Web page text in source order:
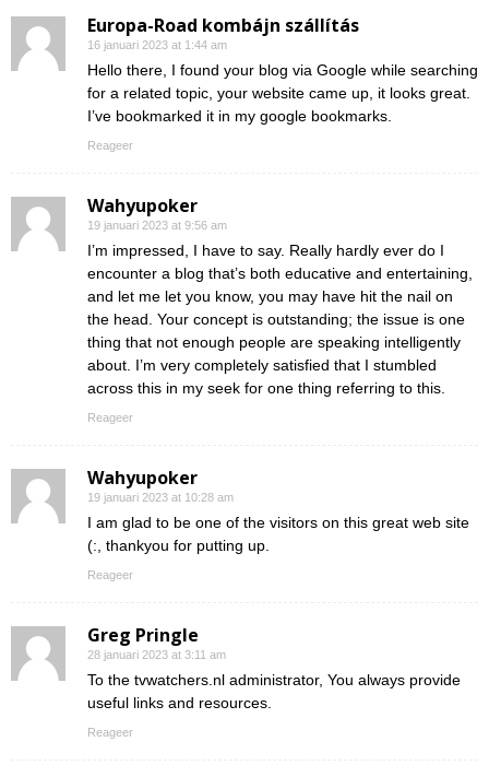
Europa-Road kombájn szállítás
16 januari 2023 at 1:44 am
Hello there, I found your blog via Google while searching
for a related topic, your website came up, it looks great.
I’ve bookmarked it in my google bookmarks.
Reageer
Wahyupoker
19 januari 2023 at 9:56 am
I’m impressed, I have to say. Really hardly ever do I
encounter a blog that’s both educative and entertaining,
and let me let you know, you may have hit the nail on
the head. Your concept is outstanding; the issue is one
thing that not enough people are speaking intelligently
about. I’m very completely satisfied that I stumbled
across this in my seek for one thing referring to this.
Reageer
Wahyupoker
19 januari 2023 at 10:28 am
I am glad to be one of the visitors on this great web site
(:, thankyou for putting up.
Reageer
Greg Pringle
28 januari 2023 at 3:11 am
To the tvwatchers.nl administrator, You always provide
useful links and resources.
Reageer